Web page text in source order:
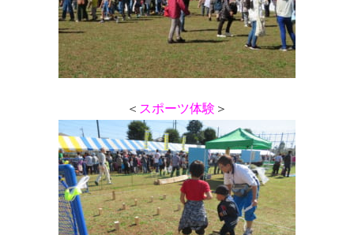
＜ スポーツ体験 ＞